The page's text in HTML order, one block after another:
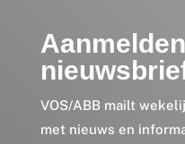
VOS/ABB mailt
met nieuws en